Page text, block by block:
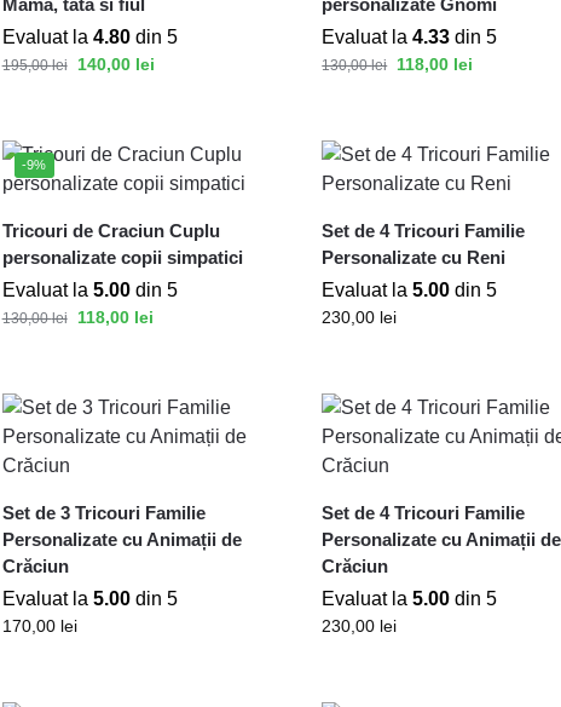
Mama, tata si fiul
Evaluat la 4.80din 5
195,00lei 140,00 lei
personalizate Gnomi
Evaluat la4.33 din 5
130,00lei 118,00 lei
-9%
Tricouri de Craciun Cuplu
personalizate copii simpatici
Evaluat la 5.00din 5
130,00lei 118,00 lei
Set de 4 Tricouri Familie
Personalizate cu Reni
Evaluat la5.00 din 5
230,00 lei
Set de 3 Tricouri Familie
Personalizate cu Animații de
Crăciun
Evaluat la 5.00din 5
170,00 lei
Set de 4 Tricouri Familie
Personalizate cu Animații de
Crăciun
Evaluat la5.00 din 5
230,00 lei